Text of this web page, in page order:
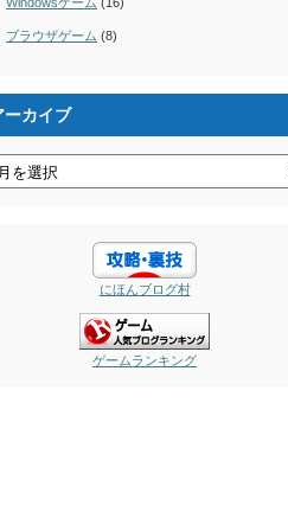
ブラウザゲーム (8)
ーカイブ
にほんブログ村
ゲームランキング